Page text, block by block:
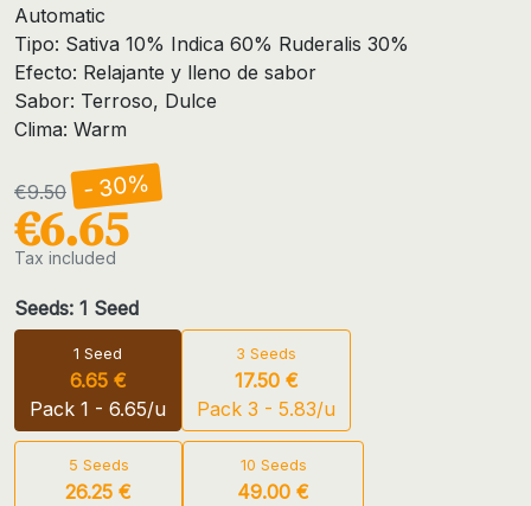
Automatic
Tipo: Sativa 10% Indica 60% Ruderalis 30%
Efecto: Relajante y lleno de sabor
Sabor: Terroso, Dulce
Clima: Warm
€9.50 - 30%
€6.65
Tax included
Seeds: 1 Seed
1 Seed
6.65 €
Pack 1 - 6.65/u
3 Seeds
17.50 €
Pack 3 - 5.83/u
5 Seeds
26.25 €
10 Seeds
49.00 €